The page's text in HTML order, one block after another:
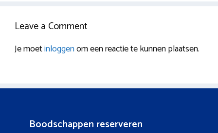
Leave a Comment
Je moetinloggenom een reactie te kunnen plaatsen.
Boodschappen reserveren